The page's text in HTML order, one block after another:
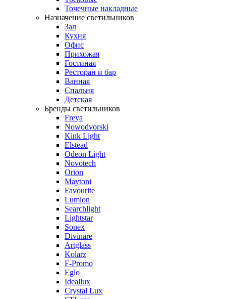
Точечные накладные
Назначение светильников
Зал
Кухня
Офис
Прихожая
Гостиная
Ресторан и бар
Ванная
Спальня
Детская
Бренды светильников
Freya
Nowodvorski
Kink Light
Elstead
Odeon Light
Novotech
Orion
Maytoni
Favourite
Lumion
Searchlight
Lightstar
Sonex
Divinare
Artglass
Kolarz
F-Promo
Eglo
Ideallux
Crystal Lux